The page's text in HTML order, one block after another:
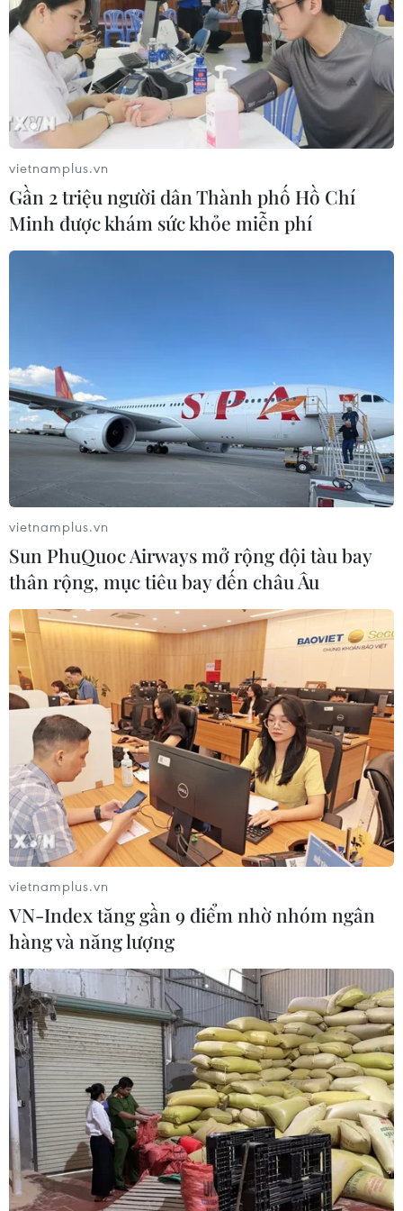
TIN CÙNG CHUYÊN MỤC
vietnamplus.vn
Gần 2 triệu người dân Thành phố Hồ Chí
Minh được khám sức khỏe miễn phí
vietnamplus.vn
Sun PhuQuoc Airways mở rộng đội tàu bay
thân rộng, mục tiêu bay đến châu Âu
vietnamplus.vn
VN-Index tăng gần 9 điểm nhờ nhóm ngân
hàng và năng lượng